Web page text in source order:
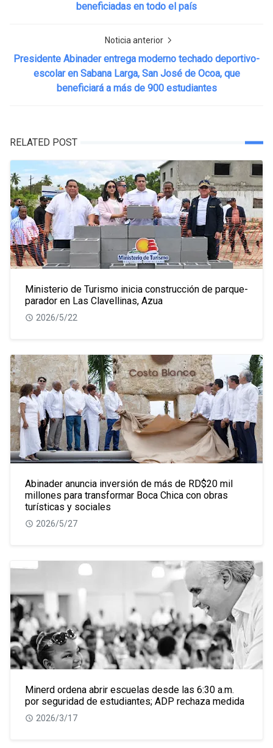
beneficiadas en todo el país
Noticia anterior
Presidente Abinader entrega moderno techado deportivo-
escolar en Sabana Larga, San José de Ocoa, que
beneficiará a más de 900 estudiantes
RELATED POST
Ministerio de Turismo inicia construcción de parque-
parador en Las Clavellinas, Azua
2026/5/22
Abinader anuncia inversión de más de RD$20 mil
millones para transformar Boca Chica con obras
turísticas y sociales
2026/5/27
Minerd ordena abrir escuelas desde las 6:30 a.m.
por seguridad de estudiantes; ADP rechaza medida
2026/3/17